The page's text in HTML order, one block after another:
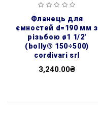
фланець для
ємностей d=190 мм з
різьбою ø1 1/2'
(bolly® 150÷500)
cordivari srl
3,240.00₴